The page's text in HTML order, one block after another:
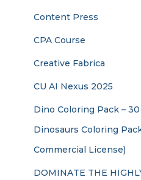
Content Press
CPA Course
Creative Fabrica
CU AI Nexus 2025
Dino Coloring Pack –
Dinosaurs Coloring
Commercial License)
DOMINATE THE